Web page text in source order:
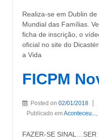
Realiza-se em Dublin
Mundial das Famílias.
ficha de inscrição, o
oficial no site do
a Vida
FICPM
Posted on 02/01/2018
Publicado emAconteceu...
FAZER-SE SINAL…SER